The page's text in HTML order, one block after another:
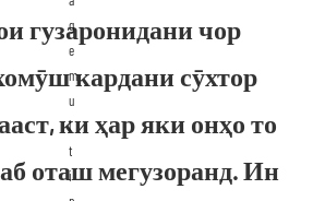
гузаронидани чор
кардани сӯхтор
ки ҳар яки онҳо то
оташ мегузоранд. Ин